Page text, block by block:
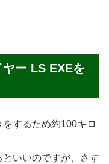
ヤー LS EXEを
するため約100キロ
いいのですが、さす